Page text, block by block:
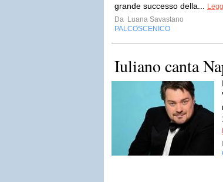
grande successo della...
Da Luana Savastano
PALCOSCENICO
Iuliano canta